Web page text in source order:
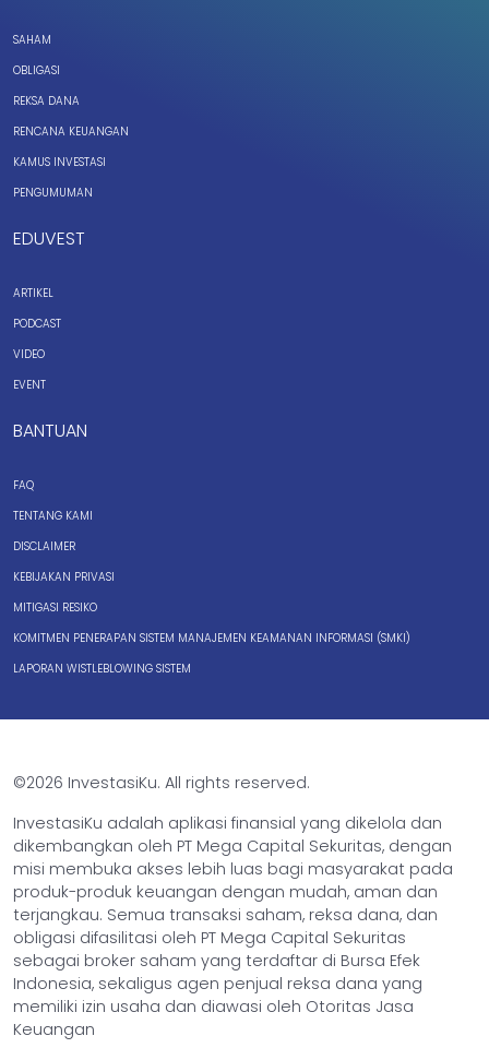
SAHAM
OBLIGASI
REKSA DANA
RENCANA KEUANGAN
KAMUS INVESTASI
PENGUMUMAN
EDUVEST
ARTIKEL
PODCAST
VIDEO
EVENT
BANTUAN
FAQ
TENTANG KAMI
DISCLAIMER
KEBIJAKAN PRIVASI
MITIGASI RESIKO
KOMITMEN PENERAPAN SISTEM MANAJEMEN KEAMANAN INFORMASI (SMKI)
LAPORAN WISTLEBLOWING SISTEM
©2026 InvestasiKu. All rights reserved.
InvestasiKu adalah aplikasi finansial yang dikelola dan
dikembangkan oleh PT Mega Capital Sekuritas, dengan
misi membuka akses lebih luas bagi masyarakat pada
produk-produk keuangan dengan mudah, aman dan
terjangkau. Semua transaksi saham, reksa dana, dan
obligasi difasilitasi oleh PT Mega Capital Sekuritas
sebagai broker saham yang terdaftar di Bursa Efek
Indonesia, sekaligus agen penjual reksa dana yang
memiliki izin usaha dan diawasi oleh Otoritas Jasa
Keuangan